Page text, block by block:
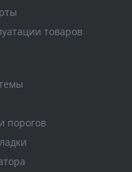
товаров
порогов